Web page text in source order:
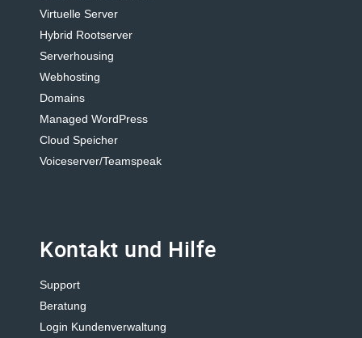
Virtuelle Server
Hybrid Rootserver
Serverhousing
Webhosting
Domains
Managed WordPress
Cloud Speicher
Voiceserver/Teamspeak
Kontakt und Hilfe
Support
Beratung
Login Kundenverwaltung